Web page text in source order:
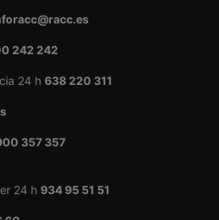
242 242
24 h 638 220 311
357 357
24 h 934 95 51 51